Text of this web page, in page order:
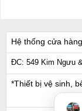
Hệ thống cửa hàng
ĐC: 549 Kim Ngưu
*Thiết bị vệ sinh,